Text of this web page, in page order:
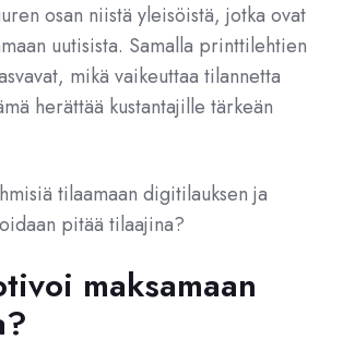
osan niistä yleisöistä, jotka ovat
uutisista. Samalla printtilehtien
mikä vaikeuttaa tilannetta
herättää kustantajille tärkeän
tilaamaan digitilauksen ja
pitää tilaajina?
maksamaan